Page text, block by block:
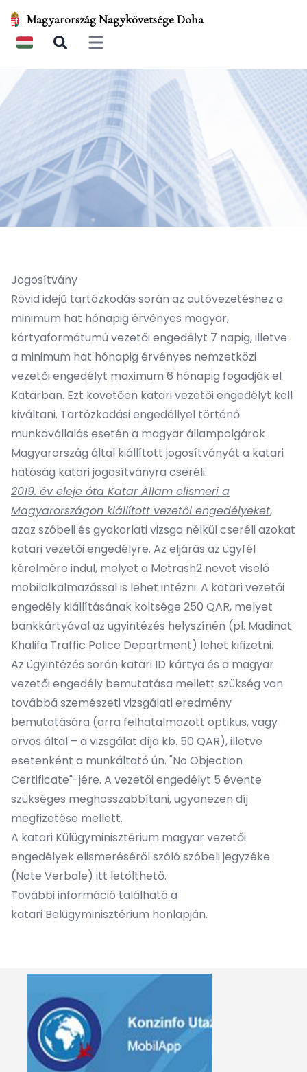
Magyarország Nagykövetsége Doha
Open main menu
Jogosítvány
Rövid idejű tartózkodás során az autóvezetéshez a
minimum hat hónapig érvényes magyar,
kártyaformátumú vezetői engedélyt 7 napig, illetve
a minimum hat hónapig érvényes nemzetközi
vezetői engedélyt maximum 6 hónapig fogadják el
Katarban. Ezt követően katari vezetői engedélyt kell
kiváltani. Tartózkodási engedéllyel történő
munkavállalás esetén a magyar állampolgárok
Magyarország által kiállított jogosítványát a katari
hatóság katari jogosítványra cseréli.
2019. év eleje óta Katar Állam elismeri a
Magyarországon kiállított vezetői engedélyeket,
azaz szóbeli és gyakorlati vizsga nélkül cseréli azokat
katari vezetői engedélyre. Az eljárás az ügyfél
kérelmére indul, melyet a Metrash2 nevet viselő
mobilalkalmazással is lehet intézni. A katari vezetői
engedély kiállításának költsége 250 QAR, melyet
bankkártyával az ügyintézés helyszínén (pl. Madinat
Khalifa Traffic Police Department) lehet kifizetni.
Az ügyintézés során katari ID kártya és a magyar
vezetői engedély bemutatása mellett szükség van
továbbá szemészeti vizsgálati eredmény
bemutatására (arra felhatalmazott optikus, vagy
orvos által – a vizsgálat díja kb. 50 QAR), illetve
esetenként a munkáltató ún. "No Objection
Certificate"-jére. A vezetői engedélyt 5 évente
szükséges meghosszabbítani, ugyanezen díj
megfizetése mellett.
A katari Külügyminisztérium magyar vezetői
engedélyek elismeréséről szóló szóbeli jegyzéke
(Note Verbale) itt letölthető.
További információ található a
katari Belügyminisztérium honlapján.